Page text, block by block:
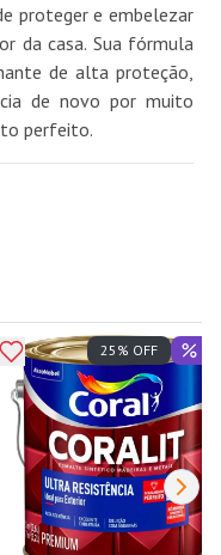
proteger e embelezar
da casa. Sua fórmula
de alta proteção,
de novo por muito
perfeito.
25% OFF